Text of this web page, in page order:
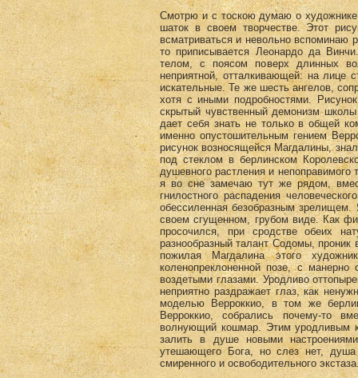
Смотрю и с тоскою думаю о
шаток в своем творчестве. Этот
всматриваться и невольно вспоминаю
то приписывается Леонардо да
телом, с поясом поверх длинных
неприятной, отталкивающей: на лице
искательные. Те же шесть ангелов,
хотя с иными подробностями.
скрытый чувственный демонизм
дает себя знать не только в общей
именно опустошительным гением
рисунок возносящейся Магдалины,
под стеклом в берлинском
душевного растления и
я во сне замечаю тут же рядом,
гнилостного распадения
обессиленная безобразным
своем сгущенном, грубом виде. Как
просочился, при сродстве обеих
разнообразный талант Содомы, проник
пожилая Магдалина этого
коленопреклоненной позе, с
воздетыми глазами. Уродливо
неприятно раздражает глаз, как
моделью Верроккио, в том же
Верроккио, собрались почему-то
волнующий кошмар. Этим уродливым
залить в душе новыми
утешающего Бога, но слез нет,
смиренного и освободительного